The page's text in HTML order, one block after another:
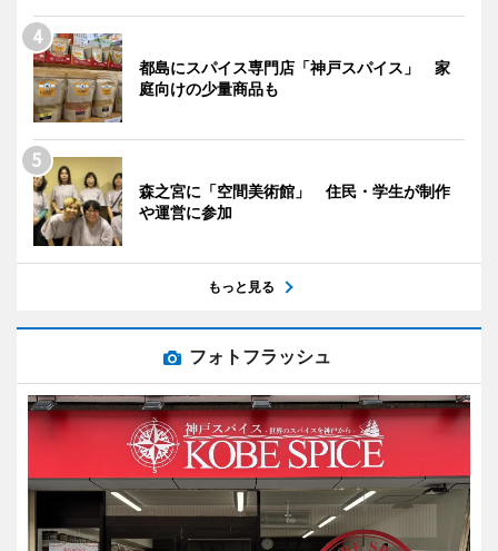
都島にスパイス専門店「神戸スパイス」 家
庭向けの少量商品も
森之宮に「空間美術館」 住民・学生が制作
や運営に参加
もっと見る
フォトフラッシュ